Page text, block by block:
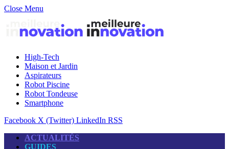
Close Menu
High-Tech
Maison et Jardin
Aspirateurs
Robot Piscine
Robot Tondeuse
Smartphone
Facebook X (Twitter) LinkedIn RSS
ACTUALITÉS
GUIDES